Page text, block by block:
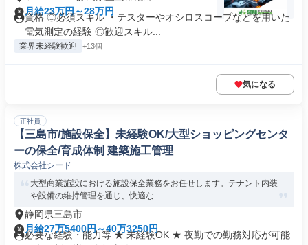
月給23万円～28万円
資格 ◎必須スキル ・テスターやオシロスコープなどを用いた
電気測定の経験 ◎歓迎スキル...
業界未経験歓迎 +13個
気になる
正社員
【三島市/施設保全】未経験OK/大型ショッピングセンタ
ーの保全/育成体制 建築施工管理
株式会社シード
大型商業施設における施設保全業務をお任せします。テナント内装
や設備の維持管理を通じ、快適な...
静岡県三島市
月給27万5400円～40万3250円
必要な経験・能力等 ★ 未経験OK ★ 夜勤での勤務対応が可能